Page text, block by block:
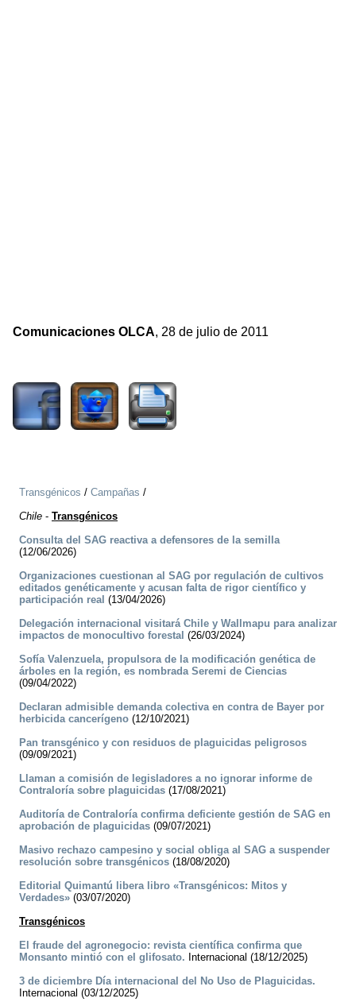
Comunicaciones OLCA, 28 de julio de 2011
Transgénicos / Campañas /
Chile - Transgénicos
Consulta del SAG reactiva a defensores de la semilla
(12/06/2026)
Organizaciones cuestionan al SAG por regulación de cultivos
editados genéticamente y acusan falta de rigor científico y
participación real (13/04/2026)
Delegación internacional visitará Chile y Wallmapu para analizar
impactos de monocultivo forestal (26/03/2024)
Sofía Valenzuela, propulsora de la modificación genética de
árboles en la región, es nombrada Seremi de Ciencias
(09/04/2022)
Declaran admisible demanda colectiva en contra de Bayer por
herbicida cancerígeno (12/10/2021)
Pan transgénico y con residuos de plaguicidas peligrosos
(09/09/2021)
Llaman a comisión de legisladores a no ignorar informe de
Contraloría sobre plaguicidas (17/08/2021)
Auditoría de Contraloría confirma deficiente gestión de SAG en
aprobación de plaguicidas (09/07/2021)
Masivo rechazo campesino y social obliga al SAG a suspender
resolución sobre transgénicos (18/08/2020)
Editorial Quimantú libera libro «Transgénicos: Mitos y
Verdades» (03/07/2020)
Transgénicos
El fraude del agronegocio: revista científica confirma que
Monsanto mintió con el glifosato. Internacional (18/12/2025)
3 de diciembre Día internacional del No Uso de Plaguicidas.
Internacional (03/12/2025)